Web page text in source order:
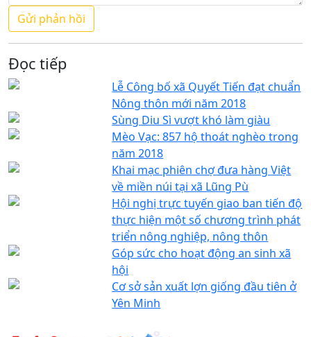
Đọc tiếp
Lễ Công bố xã Quyết Tiến đạt chuẩn
Nông thôn mới năm 2018
Sùng Diu Sì vượt khó làm giàu
Mèo Vạc: 857 hộ thoát nghèo trong
năm 2018
Khai mạc phiên chợ đưa hàng Việt
về miền núi tại xã Lũng Pù
Hội nghị trực tuyến giao ban tiến độ
thực hiện một số chương trình phát
triển nông nghiệp, nông thôn
Góp sức cho hoạt động an sinh xã
hội
Cơ sở sản xuất lợn giống đầu tiên ở
Yên Minh